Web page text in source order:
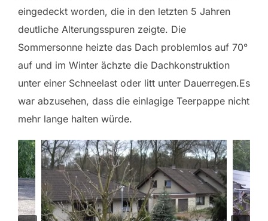
eingedeckt worden, die in den letzten 5 Jahren
deutliche Alterungsspuren zeigte. Die
Sommersonne heizte das Dach problemlos auf 70°
auf und im Winter ächzte die Dachkonstruktion
unter einer Schneelast oder litt unter Dauerregen.Es
war abzusehen, dass die einlagige Teerpappe nicht
mehr lange halten würde.